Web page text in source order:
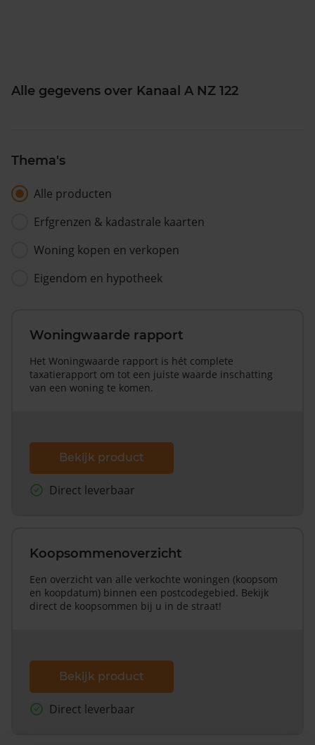
Alle gegevens over Kanaal A NZ 122
Thema's
Alle producten
Erfgrenzen & kadastrale kaarten
Woning kopen en verkopen
Eigendom en hypotheek
Woningwaarde rapport
Het Woningwaarde rapport is hét complete
taxatierapport om tot een juiste waarde inschatting
van een woning te komen.
Bekijk product
Direct leverbaar
Koopsommenoverzicht
Een overzicht van alle verkochte woningen (koopsom
en koopdatum) binnen een postcodegebied. Bekijk
direct de koopsommen bij u in de straat!
Bekijk product
Direct leverbaar